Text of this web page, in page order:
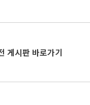
게시판 바로가기